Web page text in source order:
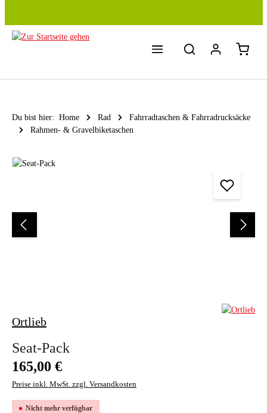
Du bist hier: Home Rad
Fahrradtaschen & Fahrradrucksäcke
Rahmen- & Gravelbiketaschen
Bildergalerie überspringen
Ortlieb
Seat-Pack
Regulärer Preis:
165,00 €
Preise inkl. MwSt. zzgl. Versandkosten
Nicht mehr verfügbar